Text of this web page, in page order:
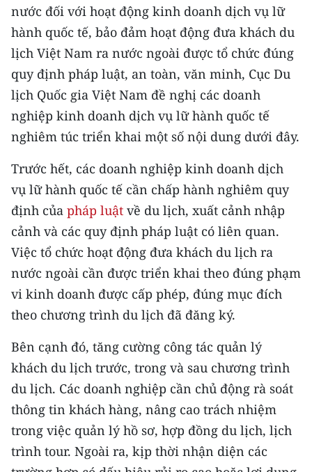
Media Thể thao
Media Giáo dục
Media Y tế
Media Khoa học - Công nghệ
Media Môi trường
Ảnh
Infographic
TIN MỚI
TIN ĐỊA PHƯƠNG
Trung du và miền núi phía Bắc
Đồng bằng sông Hồng
Bắc Trung Bộ
Duyên hải Nam Trung Bộ và Tây
Nguyên
Đông Nam Bộ
nước đối với hoạt động kinh doanh dịch vụ lữ
hành quốc tế, bảo đảm hoạt động đưa khách du
lịch Việt Nam ra nước ngoài được tổ chức đúng
quy định pháp luật, an toàn, văn minh, Cục Du
lịch Quốc gia Việt Nam đề nghị các doanh
nghiệp kinh doanh dịch vụ lữ hành quốc tế
nghiêm túc triển khai một số nội dung dưới đây.
Trước hết, các doanh nghiệp kinh doanh dịch
vụ lữ hành quốc tế cần chấp hành nghiêm quy
định của pháp luật về du lịch, xuất cảnh nhập
cảnh và các quy định pháp luật có liên quan.
Việc tổ chức hoạt động đưa khách du lịch ra
nước ngoài cần được triển khai theo đúng phạm
vi kinh doanh được cấp phép, đúng mục đích
theo chương trình du lịch đã đăng ký.
Bên cạnh đó, tăng cường công tác quản lý
khách du lịch trước, trong và sau chương trình
du lịch. Các doanh nghiệp cần chủ động rà soát
thông tin khách hàng, nâng cao trách nhiệm
trong việc quản lý hồ sơ, hợp đồng du lịch, lịch
trình tour. Ngoài ra, kịp thời nhận diện các